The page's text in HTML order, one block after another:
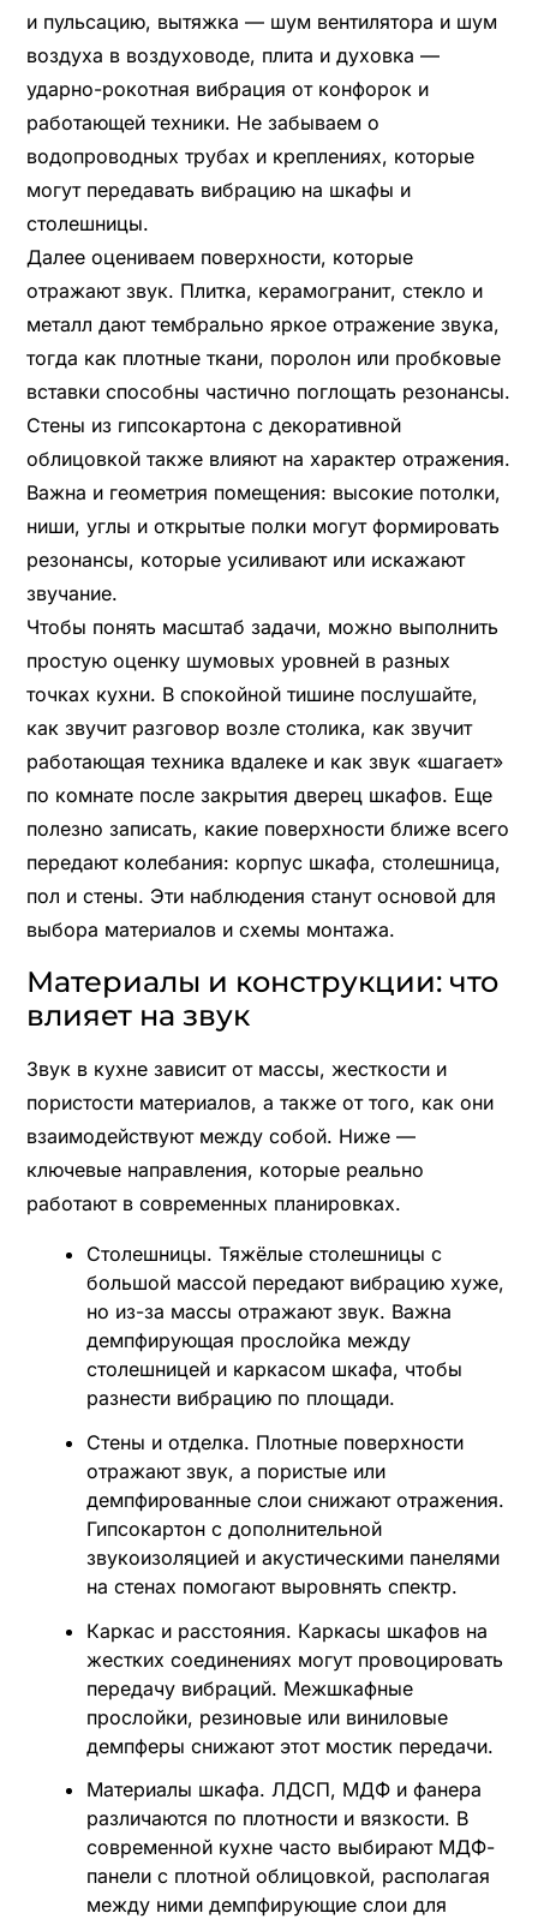
и пульсацию, вытяжка — шум вентилятора и шум
воздуха в воздуховоде, плита и духовка —
ударно-рокотная вибрация от конфорок и
работающей техники. Не забываем о
водопроводных трубах и креплениях, которые
могут передавать вибрацию на шкафы и
столешницы.
Далее оцениваем поверхности, которые
отражают звук. Плитка, керамогранит, стекло и
металл дают тембрально яркое отражение звука,
тогда как плотные ткани, поролон или пробковые
вставки способны частично поглощать резонансы.
Стены из гипсокартона с декоративной
облицовкой также влияют на характер отражения.
Важна и геометрия помещения: высокие потолки,
ниши, углы и открытые полки могут формировать
резонансы, которые усиливают или искажают
звучание.
Чтобы понять масштаб задачи, можно выполнить
простую оценку шумовых уровней в разных
точках кухни. В спокойной тишине послушайте,
как звучит разговор возле столика, как звучит
работающая техника вдалеке и как звук «шагает»
по комнате после закрытия дверец шкафов. Еще
полезно записать, какие поверхности ближе всего
передают колебания: корпус шкафа, столешница,
пол и стены. Эти наблюдения станут основой для
выбора материалов и схемы монтажа.
Материалы и конструкции: что
влияет на звук
Звук в кухне зависит от массы, жесткости и
пористости материалов, а также от того, как они
взаимодействуют между собой. Ниже —
ключевые направления, которые реально
работают в современных планировках.
Столешницы. Тяжёлые столешницы с
большой массой передают вибрацию хуже,
но из-за массы отражают звук. Важна
демпфирующая прослойка между
столешницей и каркасом шкафа, чтобы
разнести вибрацию по площади.
Стены и отделка. Плотные поверхности
отражают звук, а пористые или
демпфированные слои снижают отражения.
Гипсокартон с дополнительной
звукоизоляцией и акустическими панелями
на стенах помогают выровнять спектр.
Каркас и расстояния. Каркасы шкафов на
жестких соединениях могут провоцировать
передачу вибраций. Межшкафные
прослойки, резиновые или виниловые
демпферы снижают этот мостик передачи.
Материалы шкафа. ЛДСП, МДФ и фанера
различаются по плотности и вязкости. В
современной кухне часто выбирают МДФ-
панели с плотной облицовкой, располагая
между ними демпфирующие слои для